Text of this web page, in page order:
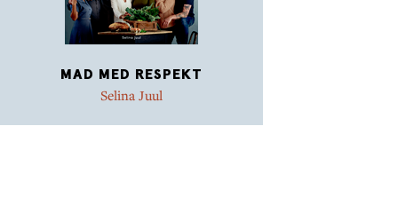
MAD MED RESPEKT
Selina Juul